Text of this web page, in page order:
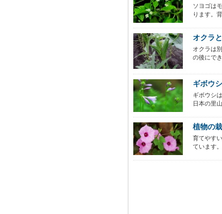
ソヨゴは
ります。
オクラ
オクラは
の後にで
ギボウ
ギボウシ
日本の里
植物の
育てやす
ています